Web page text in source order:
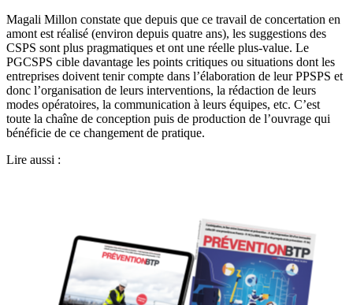
Magali Millon constate que depuis que ce travail de concertation en
amont est réalisé (environ depuis quatre ans), les suggestions des
CSPS sont plus pragmatiques et ont une réelle plus-value. Le
PGCSPS cible davantage les points critiques ou situations dont les
entreprises doivent tenir compte dans l’élaboration de leur PPSPS et
donc l’organisation de leurs interventions, la rédaction de leurs
modes opératoires, la communication à leurs équipes, etc. C’est
toute la chaîne de conception puis de production de l’ouvrage qui
bénéficie de ce changement de pratique.
Lire aussi :